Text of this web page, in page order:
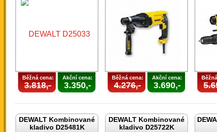
Běžná cena:
3.818,-
Akční cena:
3.350,-
Běžná cena:
4.276,-
Akční cena:
3.690,-
DEWALT Kombinované
kladivo D25481K
DEWALT Kombinované
kladivo D25722K